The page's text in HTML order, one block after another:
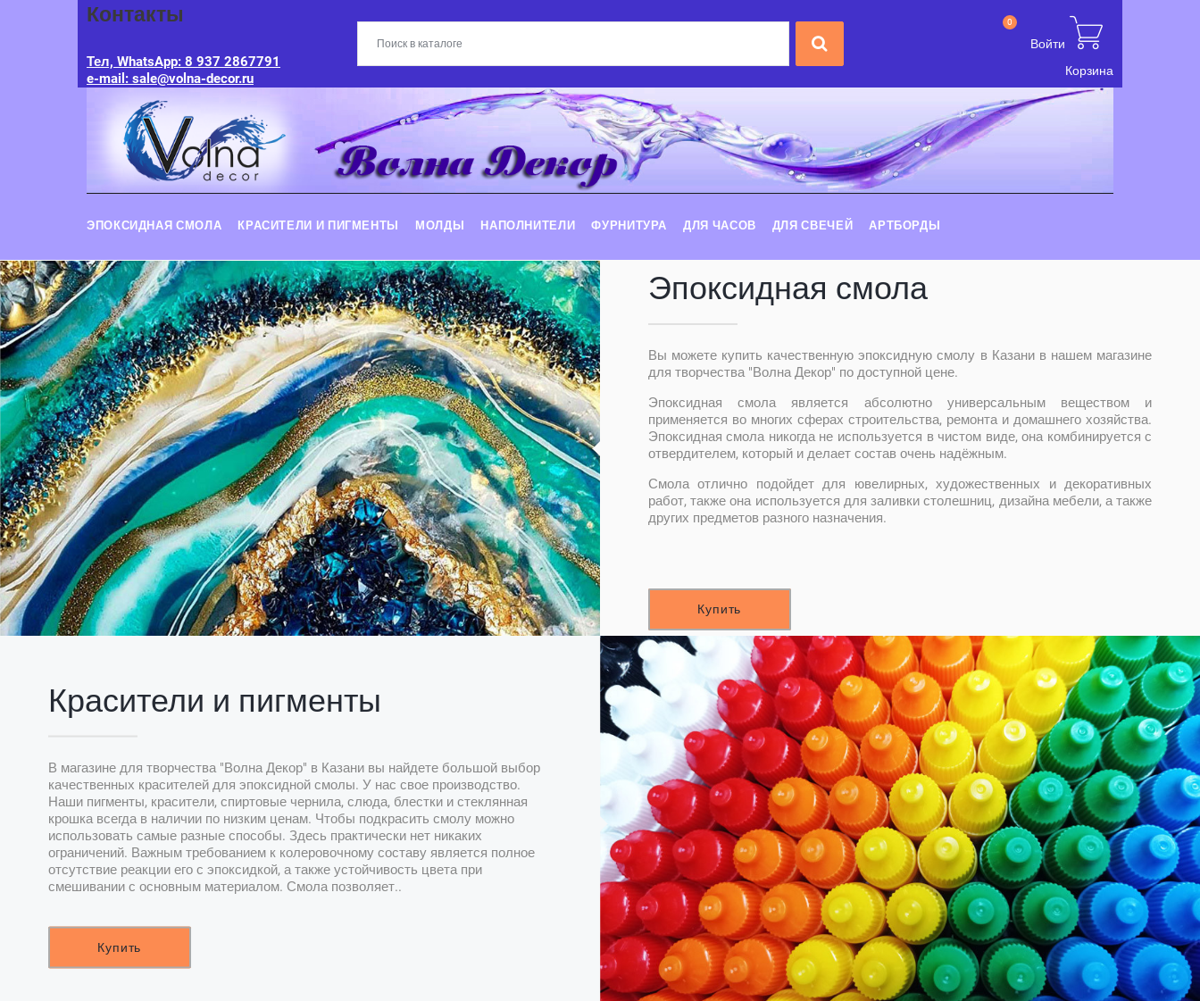
Контакты
Тел, WhatsApp: 8 937 2867791
e-mail: sale@volna-decor.ru
Войти
Корзина
0
ЭПОКСИДНАЯ СМОЛА КРАСИТЕЛИ И ПИГМЕНТЫ МОЛДЫ НАПОЛНИТЕЛИ ФУРНИТУРА ДЛЯ ЧАСОВ ДЛЯ СВЕЧЕЙ АРТБОРДЫ
Эпоксидная смола
Вы можете купить качественную эпоксидную смолу в Казани в нашем магазине
для творчества "Волна Декор" по доступной цене.
Эпоксидная смола является абсолютно универсальным веществом и
применяется во многих сферах строительства, ремонта и домашнего хозяйства.
Эпоксидная смола никогда не используется в чистом виде, она комбинируется с
отвердителем, который и делает состав очень надёжным.
Смола отлично подойдет для ювелирных, художественных и декоративных
работ, также она используется для заливки столешниц, дизайна мебели, а также
других предметов разного назначения.
Купить
Красители и пигменты
В магазине для творчества "Волна Декор" в Казани вы найдете большой выбор
качественных красителей для эпоксидной смолы. У нас свое производство.
Наши пигменты, красители, спиртовые чернила, слюда, блестки и стеклянная
крошка всегда в наличии по низким ценам. Чтобы подкрасить смолу можно
использовать самые разные способы. Здесь практически нет никаких
ограничений. Важным требованием к колеровочному составу является полное
отсутствие реакции его с эпоксидкой, а также устойчивость цвета при
смешивании с основным материалом. Смола позволяет..
Купить